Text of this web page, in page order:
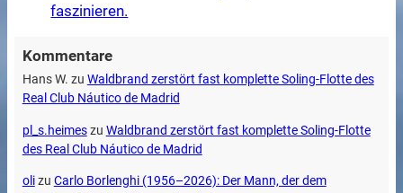
faszinieren.
Kommentare
Hans W. zu Waldbrand zerstört fast komplette Soling-Flotte des
Real Club Náutico de Madrid
pl_s.heimeszu Waldbrand zerstört fast komplette Soling-Flotte
des Real Club Náutico de Madrid
olizu Carlo Borlenghi (1956–2026): Der Mann, der dem